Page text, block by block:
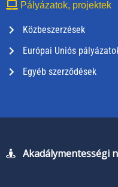
Pályázatok, projektek
Közbeszerzések
Európai Uniós
Egyéb szerződések
Akadálymentességi